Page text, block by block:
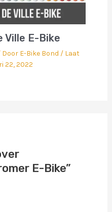
Ville E-Bike
Door E-Bike Bond / Laat
22, 2022
E-Bike”